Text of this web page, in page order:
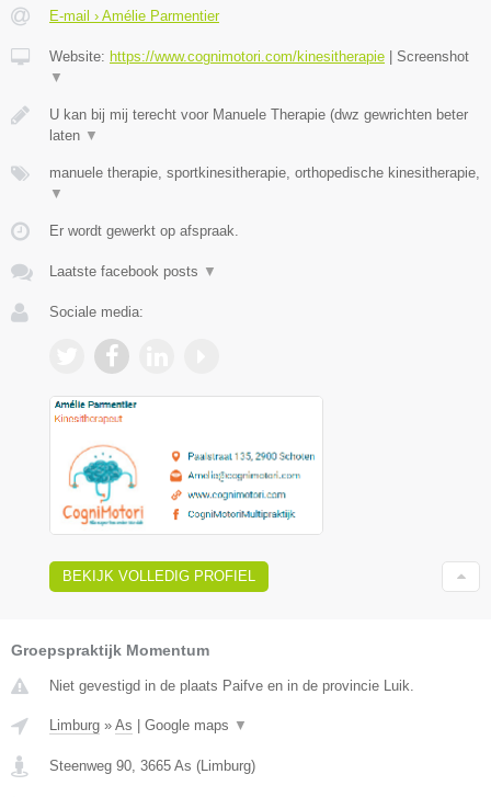
E-mail › Amélie Parmentier
Website: https://www.cognimotori.com/kinesitherapie
Screenshot
▼
U kan bij mij terecht voor Manuele Therapie (dwz gewrichten beter
laten ▼
manuele therapie, sportkinesitherapie, orthopedische kinesitherapie,
▼
Er wordt gewerkt op afspraak.
Laatste facebook posts ▼
Sociale media:
BEKIJK VOLLEDIG PROFIEL
Groepspraktijk Momentum
Niet gevestigd in de plaats Paifve en in de provincie Luik.
Limburg » As Google maps ▼
Steenweg 90, 3665 As (Limburg)